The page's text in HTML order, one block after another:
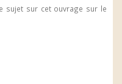
sujet sur cet ouvrage sur le